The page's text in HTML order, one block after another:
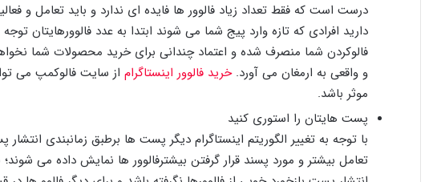
درست است که فقط تعداد زیاد فالوور ها فایده ای ندارد و باید تعامل و
دارید افرادی که تازه وارد پیج شما می شوند ابتدا به عدد فالوورهایتان
فالوکردن شما منصرف شده و اعتماد چندانی برای خرید محصولات شما نخواهند
و واقعی به ارمغان می آورد.خرید فالوور اینستاگرام از سایت فالوکمپ می
موثر باشد.
پست هایتان را استوری کنید
با توجه به تغییر الگوریتم اینستاگرام دیگر پست ها برطبق زمانبندی
تعامل بیشتر و مورد پسند قرار گرفتن بیشترفالوور ها نمایش داده می